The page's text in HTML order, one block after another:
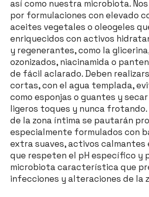
así como nuestra microbiota.
por formulaciones con elevado
aceites vegetales o oleogeles
enriquecidos con activos
y regenerantes, como la
ozonizados, niacinamida o
de fácil aclarado. Deben
cortas, con el agua templada,
como esponjas o guantes y
ligeros toques y nunca frotando.
de la zona íntima se pautarán
especialmente formulados con
extra suaves, activos
que respeten el pH específico y
microbiota característica que
infecciones y alteraciones de la